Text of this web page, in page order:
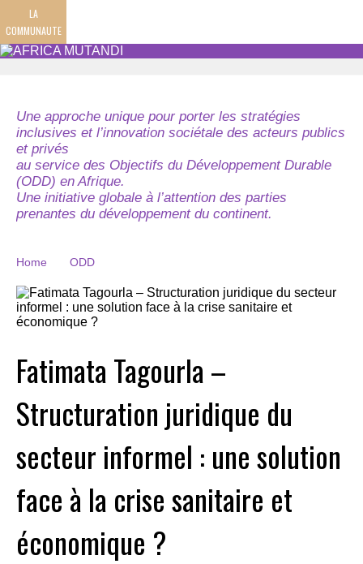
LA
COMMUNAUTE
Une approche unique pour porter les stratégies
inclusives et l’innovation sociétale des acteurs publics
et privés
au service des Objectifs du Développement Durable
(ODD) en Afrique.
Une initiative globale à l’attention des parties
prenantes du développement du continent.
Home ODD
Fatimata Tagourla –
Structuration juridique du
secteur informel : une solution
face à la crise sanitaire et
économique ?